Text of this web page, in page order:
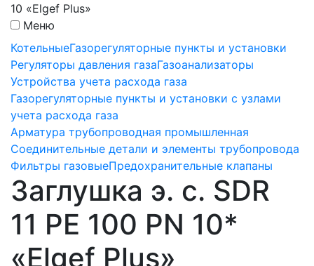
10 «Elgef Plus»
Меню
КотельныеГазорегуляторные пункты и установки
Регуляторы давления газаГазоанализаторы
Устройства учета расхода газа
Газорегуляторные пункты и установки с узлами
учета расхода газа
Арматура трубопроводная промышленная
Соединительные детали и элементы трубопровода
Фильтры газовыеПредохранительные клапаны
Заглушка э. с. SDR
11 PE 100 PN 10*
«Elgef Plus»